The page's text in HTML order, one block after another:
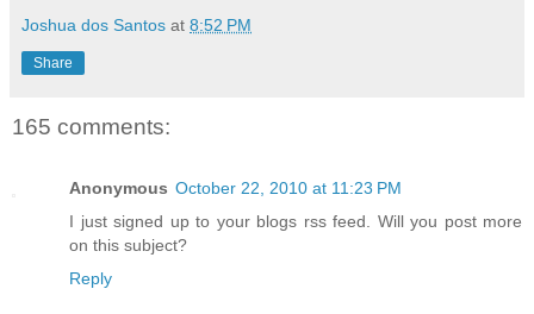
Joshua dos Santos at 8:52 PM
Share
165 comments:
Anonymous October 22, 2010 at 11:23 PM
I just signed up to your blogs rss feed. Will you post more
on this subject?
Reply